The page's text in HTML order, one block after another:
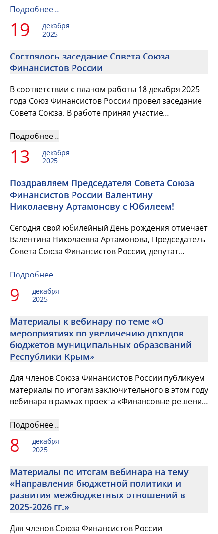
Подробнее…
19
декабря
2025
Состоялось заседание Совета Союза
Финансистов России
В соответствии с планом работы 18 декабря 2025
года Союз Финансистов России провел заседание
Совета Союза. В работе принял участие
Федерации Павел Анатольевич ...
Подробнее…
13
декабря
2025
Поздравляем Председателя Совета Союза
Финансистов России Валентину
Николаевну Артамонову с Юбилеем!
Сегодня свой юбилейный День рождения отмечает
Валентина Николаевна Артамонова, Председатель
Совета Союза Финансистов России, депутат
Подробнее…
9
декабря
2025
Материалы к вебинару по теме «О
мероприятиях по увеличению доходов
бюджетов муниципальных образований
Республики Крым»
Для членов Союза Финансистов России публикуем
материалы по итогам заключительного в этом году
вебинара в рамках проекта «Финансовые решения
Подробнее…
8
декабря
2025
Материалы по итогам вебинара на тему
«Направления бюджетной политики и
развития межбюджетных отношений в
2025-2026 гг.»
Для членов Союза Финансистов России